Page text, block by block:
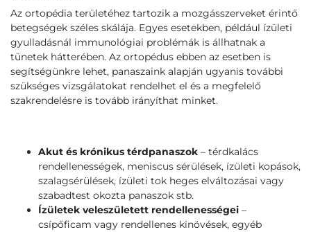
Az ortopédia területéhez tartozik a mozgásszerveket érintő
betegségek széles skálája. Egyes esetekben, például ízületi
gyulladásnál immunológiai problémák is állhatnak a
tünetek hátterében. Az ortopédus ebben az esetben is
segítségünkre lehet, panaszaink alapján ugyanis további
szükséges vizsgálatokat rendelhet el és a megfelelő
szakrendelésre is tovább irányíthat minket.
Akut és krónikus térdpanaszok – térdkalács
rendellenességek, meniscus sérülések, ízületi kopások,
szalagsérülések, ízületi tok heges elváltozásai vagy
szabadtest okozta panaszok stb.
Ízületek veleszületett rendellenességei –
csípőficam vagy rendellenes kinövések, egyéb